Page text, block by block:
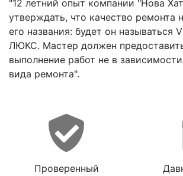
"12 летний опыт компании "Нова
утверждать, что качество ремонта
его названия: будет он называться
ЛЮКС. Мастер должен
выполнение работ не в
вида ремонта".
Проверенный